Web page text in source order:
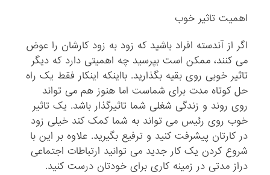
اهمیت تاثیر خوب
اگر از آندسته افراد باشید که زود به زود کارشان را عوض
می کنند، ممکن است بپرسید چه اهمیتی دارد که دیگر
تاثیر خوبی روی بقیه بگذارید. بااینکه اینکار فقط یک راه
حل کوتاه مدت برای شماست اما هنوز هم می تواند
روی روند و زندگی شغلی شما تاثیرگذار باشد. یک تاثیر
خوب روی رئیس می تواند به شما کمک کند خیلی زود
در کارتان پیشرفت کنید و ترفیع بگیرید. علاوه بر این با
شروع کردن یک کار جدید می توانید ارتباطات اجتماعی
دراز مدتی در زمینه کاری برای خودتان درست کنید.